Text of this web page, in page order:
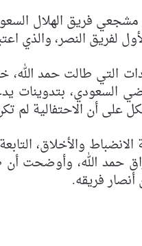
فريق الهلال
لفريق النصر، والذي
التي طالت حمد الله،
السعودي، بتدوينات
على أن الاحتفالية
والأخلاق،
حمد الله، وأوضحت أن
فريقه.